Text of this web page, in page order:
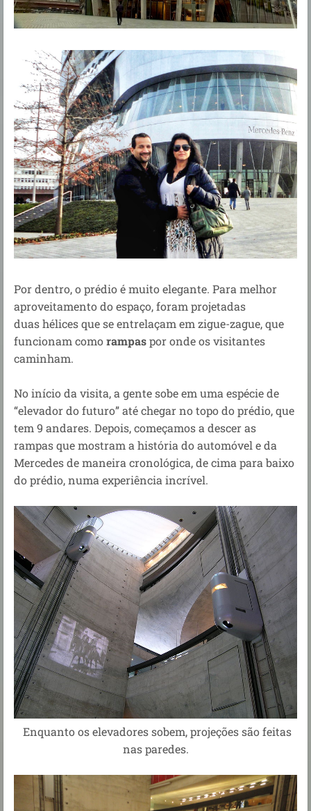
Por dentro, o prédio é muito elegante. Para melhor
aproveitamento doespaço, foram projetadas
duashélicesque se entrelaçam em zigue-zague, que
funcionam comorampaspor onde os visitantes
caminham.
No início da visita, a gente sobe em uma espécie de
“elevador do futuro” até chegar no topo do prédio, que
tem 9 andares. Depois, começamos a descer as
rampas que mostram a história do automóvel e da
Mercedes de maneira cronológica, de cima para baixo
do prédio, numa experiência incrível.
Enquanto os elevadores sobem, projeções são feitas
nas paredes.